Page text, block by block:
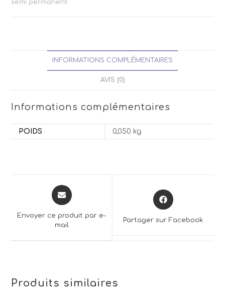
semi permanent
INFORMATIONS COMPLÉMENTAIRES
AVIS (0)
Informations complémentaires
POIDS 0,050 kg
Opens
in
new
Envoyer ce produit par e-
mail
Opens
in
Partager sur Facebook
Produits similaires